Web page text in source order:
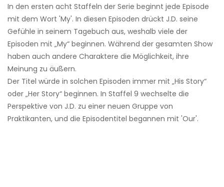
In den ersten acht Staffeln der Serie beginnt jede Episode
mit dem Wort 'My'. In diesen Episoden drückt J.D. seine
Gefühle in seinem Tagebuch aus, weshalb viele der
Episoden mit „My“ beginnen. Während der gesamten Show
haben auch andere Charaktere die Möglichkeit, ihre
Meinung zu äußern.
Der Titel würde in solchen Episoden immer mit „His Story“
oder „Her Story“ beginnen. In Staffel 9 wechselte die
Perspektive von J.D. zu einer neuen Gruppe von
Praktikanten, und die Episodentitel begannen mit 'Our'.